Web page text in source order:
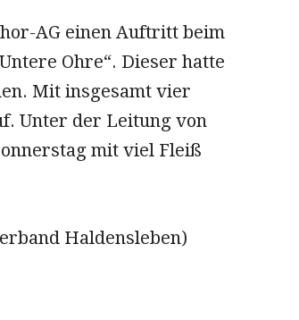
AG einen Auftritt beim
Ohre“. Dieser hatte
Mit insgesamt vier
Unter der Leitung von
mit viel Fleiß
Haldensleben)